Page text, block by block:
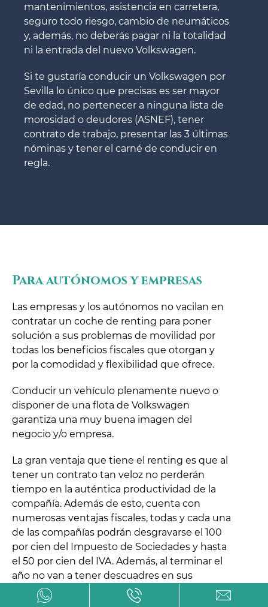
mantenimientos, asistencia en carretera,
seguro todo riesgo, cambio de neumáticos
y, además, no deberás pagar ni la totalidad
ni la entrada del nuevo Volkswagen.
Si te gustaría conducir un Volkswagen por
Sevilla lo único que precisas es ser mayor
de edad, no pertenecer a ninguna lista de
morosidad o deudores (ASNEF), tener
contrato de trabajo, presentar las 3 últimas
nóminas y tener el carné de conducir en
regla.
Para autónomos y empresas
Las empresas y los autónomos no vacilan en
contratar un coche de renting para poner
solución a sus problemas de movilidad por
todas los beneficios fiscales que otorgan y
por la comodidad y flexibilidad que ofrece.
Conducir un vehículo plenamente nuevo o
disponer de una flota de Volkswagen
garantiza una muy buena imagen del
negocio y/o empresa.
La gran ventaja que tiene el renting es que al
tener un contrato tan veloz no perderán
tiempo en la auténtica productividad de la
compañía. Además de esto, cuenta con
numerosas ventajas fiscales, todas y cada una
de las compañías podrán desgravarse el 100
por cien del Impuesto de Sociedades y hasta
el 50 por cien del IVA. Además, al terminar el
año no van a tener descuadres en sus
balanzas porque las cuotas son 100 por ciento
fijas y no se ven afectadas con el cambio de